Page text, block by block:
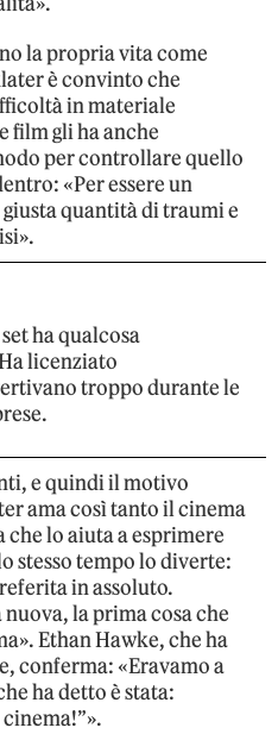
la propria vita come
è convinto che
in materiale
film gli ha anche
per controllare quello
«Per essere un
quantità di traumi e
ha qualcosa
licenziato
troppo durante le
e quindi il motivo
ama così tanto il cinema
che lo aiuta a esprimere
stesso tempo lo diverte:
in assoluto.
la prima cosa che
Ethan Hawke, che ha
conferma: «Eravamo a
ha detto è stata: